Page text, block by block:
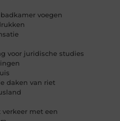
voegen
voor juridische studies
daken van riet
met een